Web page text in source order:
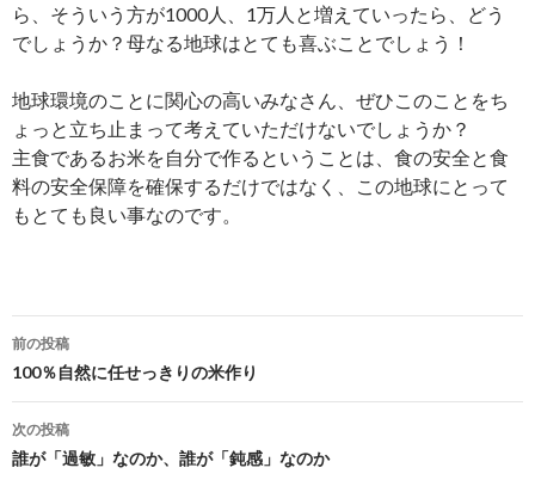
ら、そういう方が1000人、1万人と増えていったら、どう
でしょうか？母なる地球はとても喜ぶことでしょう！
地球環境のことに関心の高いみなさん、ぜひこのことをち
ょっと立ち止まって考えていただけないでしょうか？
主食であるお米を自分で作るということは、食の安全と食
料の安全保障を確保するだけではなく、この地球にとって
もとても良い事なのです。
投
稿
ナ
ビ
前の投稿
100％自然に任せっきりの米作り
次の投稿
誰が「過敏」なのか、誰が「鈍感」なのか